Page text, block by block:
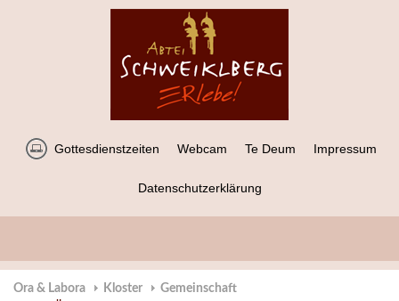
Gottesdienstzeiten Webcam Te Deum Impressum
Datenschutzerklärung
Ora & Labora Kloster Gemeinschaft